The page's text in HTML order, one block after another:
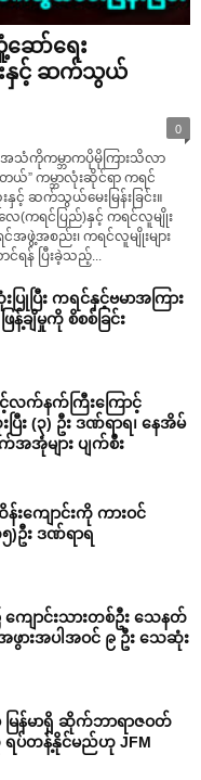
ော်ရေး
းနှင့် ဆက်သွယ်
0
သံကိုကမ္ဘာကပိုမိုကြားသိလာ
တယ်” ကမ္ဘာလုံးဆိုင်ရာ ကရင်
င့် ဆက်သွယ်မေးမြန်းခြင်း။
ေ(ကရင်ပြည်)နှင့် ကရင်လူမျိုး
အဖွဲ့အစည်း၊ ကရင်လူမျိုးများ
ရန် ပြီးခဲ့သည့်...
ပြီး ကရင်နှင့်ဗမာအကြား
န့်ချိမှုကို စိစစ်ခြင်း
လက်နက်ကြီးကြောင့်
ြီး (၃) ဦး ဒဏ်ရာရ၊ နေအိမ်
အုံများ ပျက်စီး
ကျောင်းကို ကားဝင်
ဦး ဒဏ်ရာရ
ောင်းသားတစ်ဦး သေနတ်
အဖွားအပါအဝင် ၉ ဦး သေဆုံး
ြန်မာရှိ ဆိုက်ဘာရာဇဝတ်
ရပ်တန့်နိုင်မည်ဟု JFM